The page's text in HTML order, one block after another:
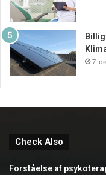
7.
Check Also
Forståelse af